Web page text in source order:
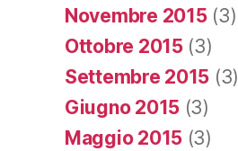
Novembre 2015(3)
Ottobre 2015(3)
Settembre 2015 (3)
Giugno 2015 (3)
Maggio 2015 (3)